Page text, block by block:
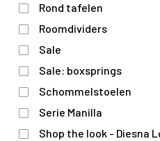
Rond tafelen
Roomdividers
Sale
Sale: boxsprings
Schommelstoelen
Serie Manilla
Shop the look - Diesna